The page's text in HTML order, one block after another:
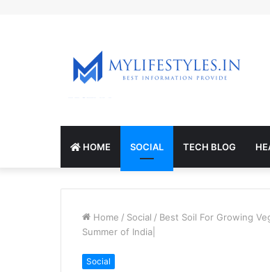
HOME SOCIAL TECH BLOG
Home / Social / Best Soil For Growing
Summer of India|
Social